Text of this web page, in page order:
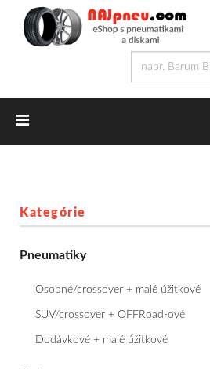
Letné pneumatiky
Dodávkové + malé úžitkové
Osobné/crossover + malé úžitkové
SUV/crossover + OFFRoad-ové
Kategórie
Pneumatiky
Osobné/crossover + malé úžitkové
SUV/crossover + OFFRoad-ové
Dodávkové + malé úžitkové